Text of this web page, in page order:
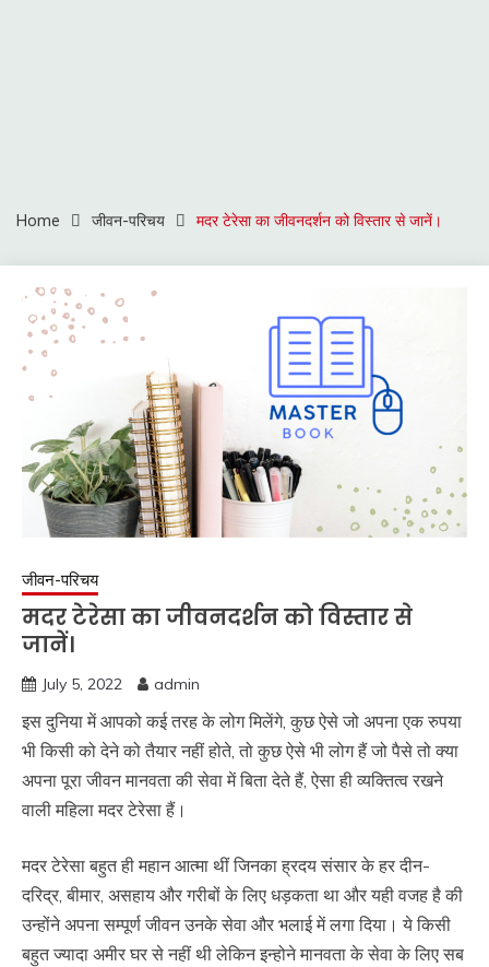
Home जीवन-परिचय मदर टेरेसा का जीवनदर्शन को विस्तार से जानें।
जीवन-परिचय
मदर टेरेसा का जीवनदर्शन को विस्तार से
जानें।
July 5, 2022 admin
इस दुनिया में आपको कई तरह के लोग मिलेंगे, कुछ ऐसे जो अपना एक रुपया
भी किसी को देने को तैयार नहीं होते, तो कुछ ऐसे भी लोग हैं जो पैसे तो क्या
अपना पूरा जीवन मानवता की सेवा में बिता देते हैं, ऐसा ही व्यक्तित्व रखने
वाली महिला मदर टेरेसा हैं।
मदर टेरेसा बहुत ही महान आत्मा थीं जिनका ह्रदय संसार के हर दीन-
दरिद्र, बीमार, असहाय और गरीबों के लिए धड़कता था और यही वजह है की
उन्होंने अपना सम्पूर्ण जीवन उनके सेवा और भलाई में लगा दिया। ये किसी
बहुत ज्यादा अमीर घर से नहीं थी लेकिन इन्होने मानवता के सेवा के लिए सब